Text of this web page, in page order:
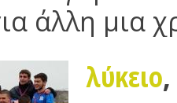
άλλη μια
λύκειο,